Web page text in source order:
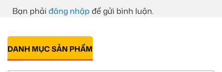
Bạn phải đăng nhập để gửi bình luận.
DANH MỤC SẢN PHẨM